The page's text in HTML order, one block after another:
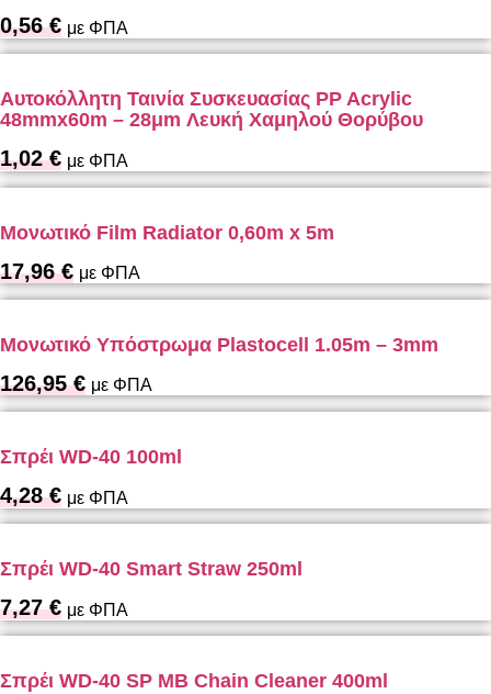
0,56€ με ΦΠΑ
Αυτοκόλλητη Ταινία Συσκευασίας PP Acrylic
48mmx60m – 28μm Λευκή Χαμηλού Θορύβου
1,02€ με ΦΠΑ
Μονωτικό Film Radiator 0,60m x 5m
17,96€ με ΦΠΑ
Μονωτικό Υπόστρωμα Plastocell 1.05m – 3mm
126,95€ με ΦΠΑ
Σπρέι WD-40 100ml
4,28€ με ΦΠΑ
Σπρέι WD-40 Smart Straw 250ml
7,27€ με ΦΠΑ
Σπρέι WD-40 SP MB Chain Cleaner 400ml